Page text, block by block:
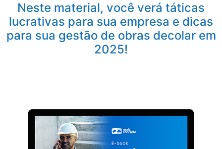
Neste material, você verá táticas
lucrativas para sua empresa e dicas
para sua gestão de obras decolar em
2025!